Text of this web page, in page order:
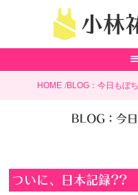
小林
HOME BLOG：今日もぼ
BLOG：今
ついに、日本記録??